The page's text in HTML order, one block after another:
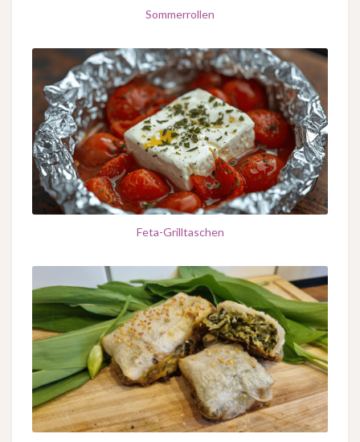
Sommerrollen
Feta-Grilltaschen